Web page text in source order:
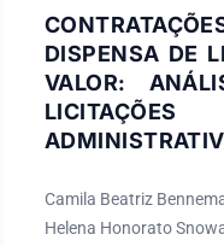
DISPENSA DE
VALOR:
Camila Beatriz
Helena Honorato